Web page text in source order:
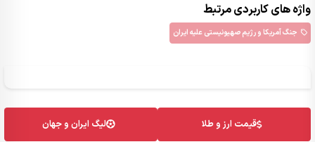
واژه های کاربردی مرتبط
جنگ آمریکا و رژیم صهیونیستی علیه ایران
قیمت ارز و طلا لیگ ایران و جهان